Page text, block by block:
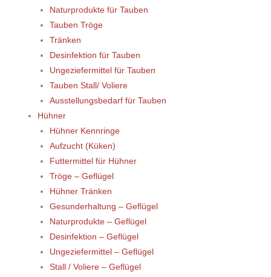
Naturprodukte für Tauben
Tauben Tröge
Tränken
Desinfektion für Tauben
Ungeziefermittel für Tauben
Tauben Stall/ Voliere
Ausstellungsbedarf für Tauben
Hühner
Hühner Kennringe
Aufzucht (Küken)
Futtermittel für Hühner
Tröge – Geflügel
Hühner Tränken
Gesunderhaltung – Geflügel
Naturprodukte – Geflügel
Desinfektion – Geflügel
Ungeziefermittel – Geflügel
Stall / Voliere – Geflügel